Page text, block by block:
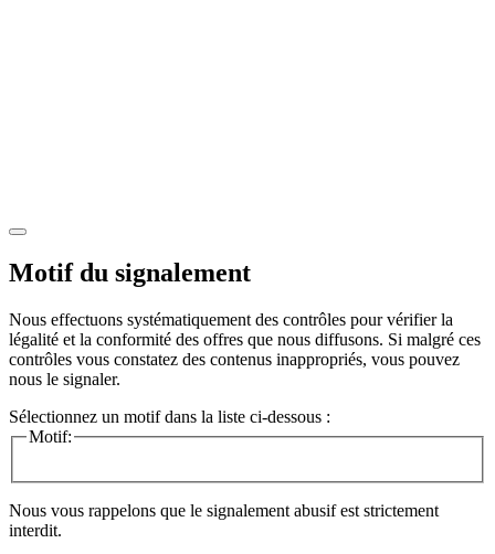
Motif du signalement
Nous effectuons systématiquement des contrôles pour vérifier la
légalité et la conformité des offres que nous diffusons. Si malgré ces
contrôles vous constatez des contenus inappropriés, vous pouvez
nous le signaler.
Sélectionnez un motif dans la liste ci-dessous :
Motif:
Nous vous rappelons que le signalement abusif est strictement
interdit.